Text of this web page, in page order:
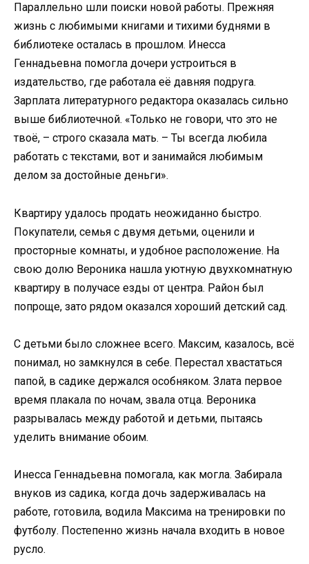
Параллельно шли поиски новой работы. Прежняя
жизнь с любимыми книгами и тихими буднями в
библиотеке осталась в прошлом. Инесса
Геннадьевна помогла дочери устроиться в
издательство, где работала её давняя подруга.
Зарплата литературного редактора оказалась сильно
выше библиотечной. «Только не говори, что это не
твоё, – строго сказала мать. – Ты всегда любила
работать с текстами, вот и занимайся любимым
делом за достойные деньги».
Квартиру удалось продать неожиданно быстро.
Покупатели, семья с двумя детьми, оценили и
просторные комнаты, и удобное расположение. На
свою долю Вероника нашла уютную двухкомнатную
квартиру в получасе езды от центра. Район был
попроще, зато рядом оказался хороший детский сад.
С детьми было сложнее всего. Максим, казалось, всё
понимал, но замкнулся в себе. Перестал хвастаться
папой, в садике держался особняком. Злата первое
время плакала по ночам, звала отца. Вероника
разрывалась между работой и детьми, пытаясь
уделить внимание обоим.
Инесса Геннадьевна помогала, как могла. Забирала
внуков из садика, когда дочь задерживалась на
работе, готовила, водила Максима на тренировки по
футболу. Постепенно жизнь начала входить в новое
русло.